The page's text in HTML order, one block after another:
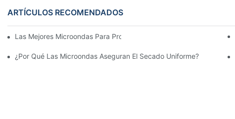
ARTÍCULOS RECOMENDADOS
Las Mejores Microondas Para Problemas De Secador De Lavandería
¿Por Qué Las Microondas Aseguran El Secado Uniforme?